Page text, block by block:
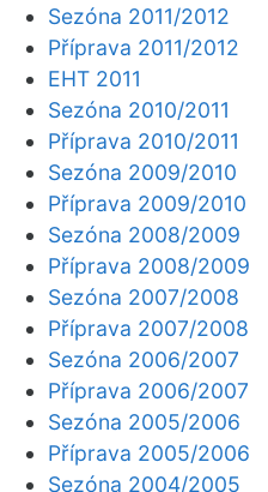
Sezóna 2011/2012
Příprava 2011/2012
EHT 2011
Sezóna 2010/2011
Příprava 2010/2011
Sezóna 2009/2010
Příprava 2009/2010
Sezóna 2008/2009
Příprava 2008/2009
Sezóna 2007/2008
Příprava 2007/2008
Sezóna 2006/2007
Příprava 2006/2007
Sezóna 2005/2006
Příprava 2005/2006
Sezóna 2004/2005